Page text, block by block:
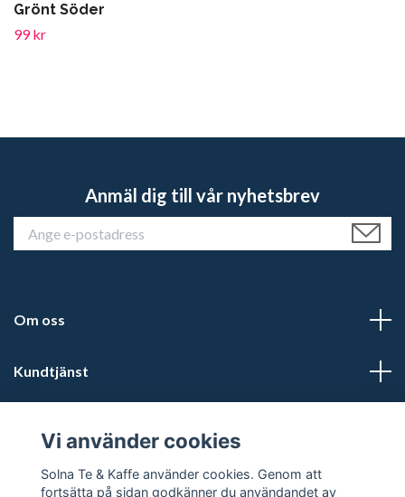
Grönt Söder
99 kr
Anmäl dig till vår nyhetsbrev
Om oss
Kundtjänst
Sociala medier
Vi använder cookies
Solna Te & Kaffe använder cookies. Genom att
fortsätta på sidan godkänner du användandet av